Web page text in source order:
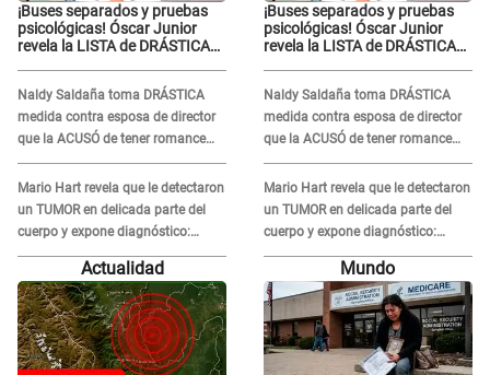
¡Buses separados y pruebas
psicológicas! Óscar Junior
revela la LISTA de DRÁSTICAS
Naldy Saldaña
Naldy Saldaña toma DRÁSTICA
medida contra esposa de director
que la ACUSÓ de tener romance
con él: "Muy triste..."
Mario Hart revela que le detectaron
un TUMOR en delicada parte del
cuerpo y expone diagnóstico:
"Dolores muy fuertes..."
¡Buses separados y pruebas
psicológicas! Óscar Junior
revela la LISTA de DRÁSTICAS
Naldy Saldaña
Naldy Saldaña toma DRÁSTICA
medida contra esposa de director
que la ACUSÓ de tener romance
con él: "Muy triste..."
Mario Hart revela que le detectaron
un TUMOR en delicada parte del
cuerpo y expone diagnóstico:
"Dolores muy fuertes..."
Actualidad Mundo